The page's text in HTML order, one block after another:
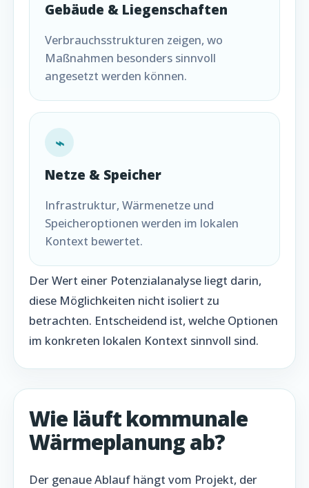
Gebäude & Liegenschaften
Verbrauchsstrukturen zeigen, wo
Maßnahmen besonders sinnvoll
angesetzt werden können.
⌁
Netze & Speicher
Infrastruktur, Wärmenetze und
Speicheroptionen werden im lokalen
Kontext bewertet.
Der Wert einer Potenzialanalyse liegt darin,
diese Möglichkeiten nicht isoliert zu
betrachten. Entscheidend ist, welche Optionen
im konkreten lokalen Kontext sinnvoll sind.
Wie läuft kommunale
Wärmeplanung ab?
Der genaue Ablauf hängt vom Projekt, der